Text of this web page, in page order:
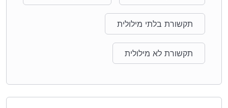
תקשורת בלתי מילולית
תקשורת לא מילולית